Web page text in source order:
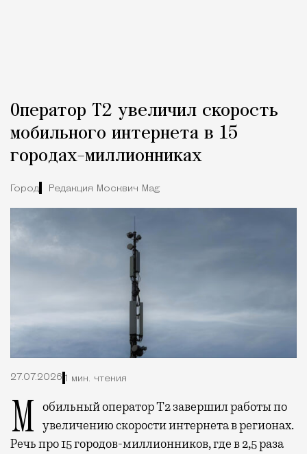
Оператор Т2 увеличил скорость
мобильного интернета в 15
городах-миллионниках
Город Редакция Москвич Mag
27.07.2026 1 мин. чтения
Мобильный оператор Т2 завершил работы по увеличению скорости интернета в регионах.
Речь про 15 городов-миллионников, где в 2,5 раза